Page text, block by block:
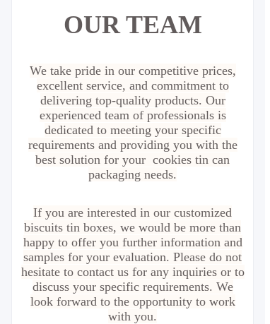
OUR TEAM
We take pride in our competitive prices,
excellent service, and commitment to
delivering top-quality products. Our
experienced team of professionals is
dedicated to meeting your specific
requirements and providing you with the
best solution for your cookies tin can
packaging needs.
If you are interested in our customized
biscuits tin boxes, we would be more than
happy to offer you further information and
samples for your evaluation. Please do not
hesitate to contact us for any inquiries or to
discuss your specific requirements. We
look forward to the opportunity to work
with you.